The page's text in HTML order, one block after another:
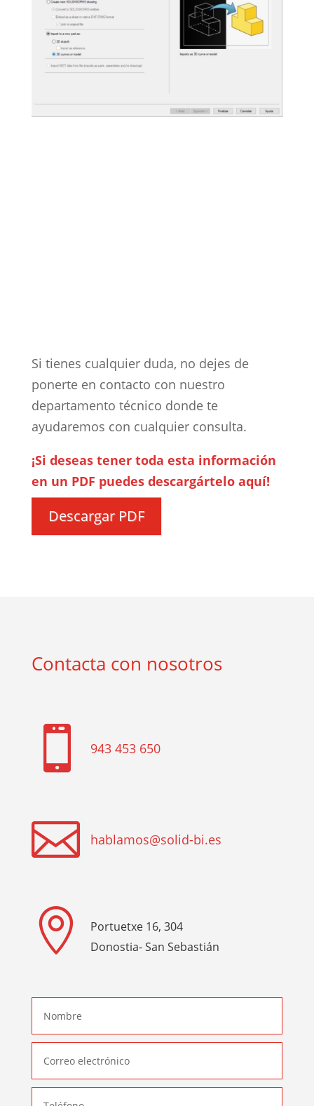
Si tienes cualquier duda, no dejes de
ponerte en contacto con nuestro
departamento técnico donde te
ayudaremos con cualquier consulta.
¡Si deseas tener toda esta información
en un PDF puedes descargártelo aquí!
Descargar PDF
Contacta con nosotros
 943 453 650
 hablamos@solid-bi.es

Portuetxe 16, 304
Donostia- San Sebastián